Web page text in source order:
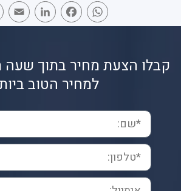
WhatsApp
Facebook
קבלו הצעת מחיר בתוך שעה
למחיר הטוב